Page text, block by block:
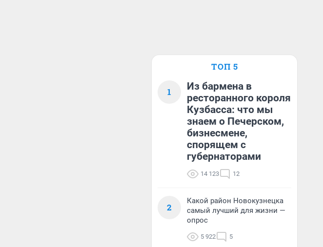
ТОП 5
1
Из бармена в
ресторанного короля
Кузбасса: что мы
знаем о Печерском,
бизнесмене,
спорящем с
губернаторами
14 123 12
2
Какой район Новокузнецка
самый лучший для жизни —
опрос
5 922 5